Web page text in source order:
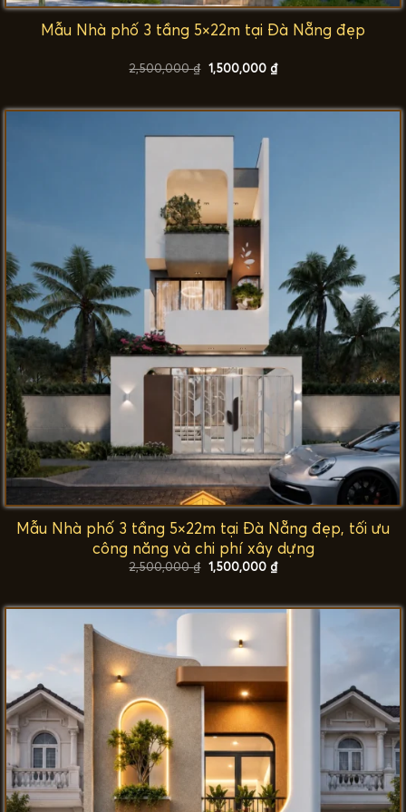
Mẫu Nhà phố 3 tầng 5×22m tại Đà Nẵng đẹp
2,500,000₫ Giá
gốc
1,500,000 ₫Giá
hiện
1,500,000 ₫.
Mẫu Nhà phố 3 tầng 5×22m tại Đà Nẵng đẹp, tối ưu
công năng và chi phí xây dựng
2,500,000₫ Giá
gốc
1,500,000 ₫Giá
hiện
1,500,000 ₫.